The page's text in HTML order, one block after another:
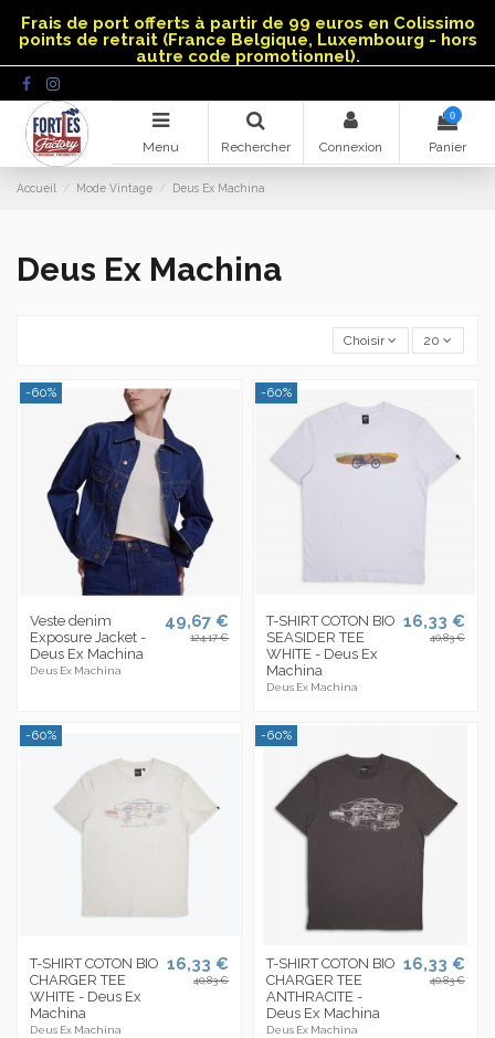
Frais de port offerts à partir de 99 euros en Colissimo
points de retrait (France Belgique, Luxembourg - hors
autre code promotionnel).
Menu Rechercher Connexion
0
Panier
Accueil Mode Vintage Deus Ex Machina
Deus Ex Machina
Choisir 20
-60%
Veste denim
Exposure Jacket -
Deus Ex Machina
Deus Ex Machina
49,67 €
124,17 €
-60%
T-SHIRT COTON BIO
SEASIDER TEE
WHITE - Deus Ex
Machina
Deus Ex Machina
16,33 €
40,83 €
-60%
T-SHIRT COTON BIO
CHARGER TEE
WHITE - Deus Ex
Machina
Deus Ex Machina
16,33 €
40,83 €
-60%
T-SHIRT COTON BIO
CHARGER TEE
ANTHRACITE -
Deus Ex Machina
Deus Ex Machina
16,33 €
40,83 €